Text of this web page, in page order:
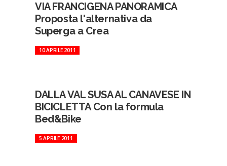
VIA FRANCIGENA PANORAMICA
Proposta l'alternativa da
Superga a Crea
10 APRILE 2011
DALLA VAL SUSA AL CANAVESE IN
BICICLETTA Con la formula
Bed&Bike
5 APRILE 2011